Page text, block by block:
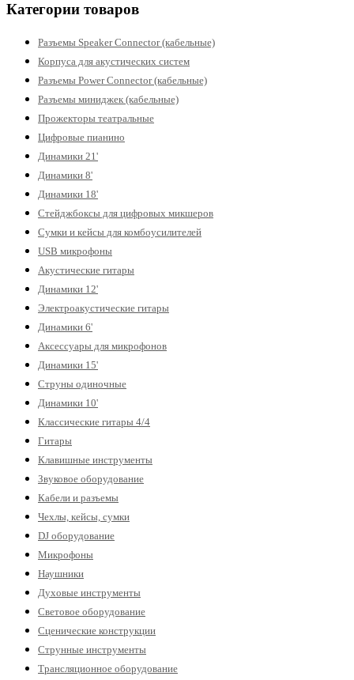
Категории товаров
Разъемы Speaker Connector (кабельные)
Корпуса для акустических систем
Разъемы Power Connector (кабельные)
Разъемы миниджек (кабельные)
Прожекторы театральные
Цифровые пианино
Динамики 21'
Динамики 8'
Динамики 18'
Стейджбоксы для цифровых микшеров
Сумки и кейсы для комбоусилителей
USB микрофоны
Акустические гитары
Динамики 12'
Электроакустические гитары
Динамики 6'
Аксессуары для микрофонов
Динамики 15'
Струны одиночные
Динамики 10'
Классические гитары 4/4
Гитары
Клавишные инструменты
Звуковое оборудование
Кабели и разъемы
Чехлы, кейсы, сумки
DJ оборудование
Микрофоны
Наушники
Духовые инструменты
Световое оборудование
Сценические конструкции
Струнные инструменты
Трансляционное оборудование